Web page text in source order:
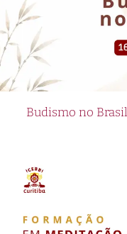
Budismo no